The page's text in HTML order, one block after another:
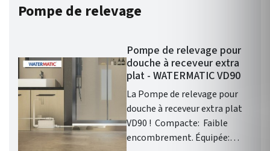
Pompe de relevage
Pompe de relevage pour
douche à receveur extra
plat - WATERMATIC VD90
La Pompe de relevage pour
douche à receveur extra plat
VD90 ! Compacte: Faible
encombrement. Équipée: